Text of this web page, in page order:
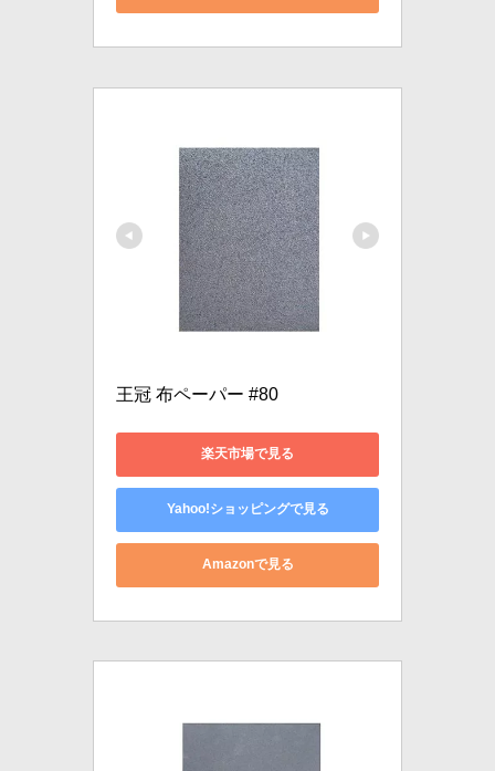
王冠 布ペーパー #80
楽天市場で見る
Yahoo!ショッピングで見る
Amazonで見る